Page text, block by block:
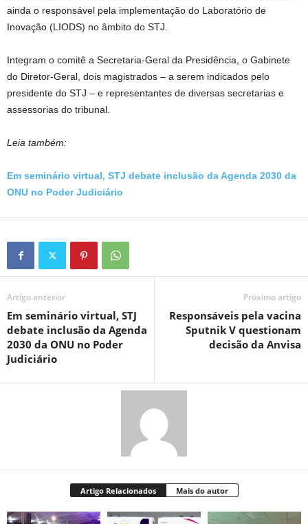
ainda o responsável pela implementação do Laboratório de
Inovação (LIODS) no âmbito do STJ.
Integram o comitê a Secretaria-Geral da Presidência, o Gabinete
do Diretor-Geral, dois magistrados – a serem indicados pelo
presidente do STJ – e representantes de diversas secretarias e
assessorias do tribunal.
Leia também:
Em seminário virtual, STJ debate inclusão da Agenda 2030 da
ONU no Poder Judiciário
Artigo anterior
Em seminário virtual, STJ
debate inclusão da Agenda
2030 da ONU no Poder
Judiciário
Próximo artigo
Responsáveis pela vacina
Sputnik V questionam
decisão da Anvisa
Artigo Relacionados Mais do autor